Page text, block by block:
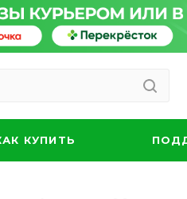
КУПИТЬ